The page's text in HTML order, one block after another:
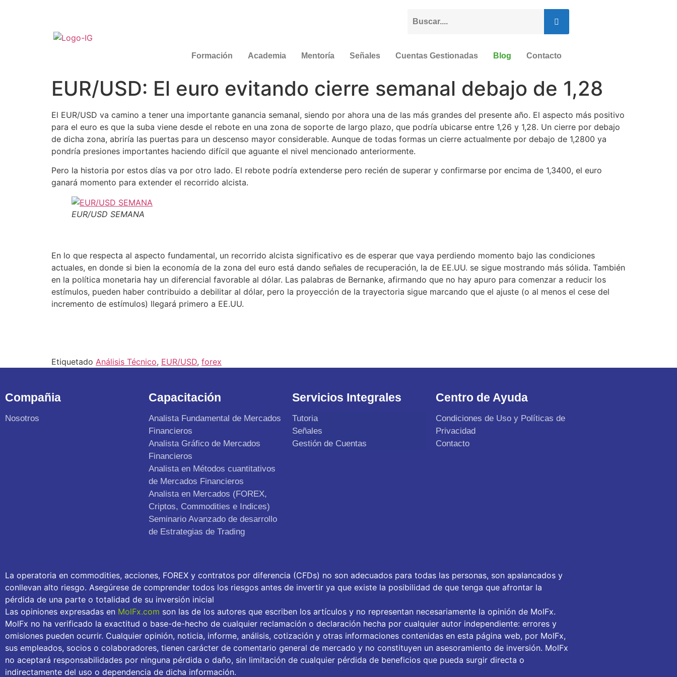
Formación Academia Mentoría Señales Cuentas Gestionadas Blog Contacto
EUR/USD: El euro evitando cierre semanal debajo de 1,28
El EUR/USD va camino a tener una importante ganancia semanal, siendo por ahora una de las más grandes del presente año. El aspecto más positivo
para el euro es que la suba viene desde el rebote en una zona de soporte de largo plazo, que podría ubicarse entre 1,26 y 1,28. Un cierre por debajo
de dicha zona, abriría las puertas para un descenso mayor considerable. Aunque de todas formas un cierre actualmente por debajo de 1,2800 ya
pondría presiones importantes haciendo difícil que aguante el nivel mencionado anteriormente.
Pero la historia por estos días va por otro lado. El rebote podría extenderse pero recién de superar y confirmarse por encima de 1,3400, el euro
ganará momento para extender el recorrido alcista.
EUR/USD SEMANA
En lo que respecta al aspecto fundamental, un recorrido alcista significativo es de esperar que vaya perdiendo momento bajo las condiciones
actuales, en donde si bien la economía de la zona del euro está dando señales de recuperación, la de EE.UU. se sigue mostrando más sólida. También
en la política monetaria hay un diferencial favorable al dólar. Las palabras de Bernanke, afirmando que no hay apuro para comenzar a reducir los
estímulos, pueden haber contribuido a debilitar al dólar, pero la proyección de la trayectoria sigue marcando que el ajuste (o al menos el cese del
incremento de estímulos) llegará primero a EE.UU.
Etiquetado Análisis Técnico, EUR/USD, forex
Compañia
Nosotros
Capacitación
Analista Fundamental de Mercados
Financieros
Analista Gráfico de Mercados
Financieros
Analista en Métodos cuantitativos
de Mercados Financieros
Analista en Mercados (FOREX,
Criptos, Commodities e Indices)
Seminario Avanzado de desarrollo
de Estrategias de Trading
Servicios Integrales
Tutoria
Señales
Gestión de Cuentas
Centro de Ayuda
Condiciones de Uso y Políticas de
Privacidad
Contacto
La operatoria en commodities, acciones, FOREX y contratos por diferencia (CFDs) no son adecuados para todas las personas, son apalancados y
conllevan alto riesgo. Asegúrese de comprender todos los riesgos antes de invertir ya que existe la posibilidad de que tenga que afrontar la
pérdida de una parte o totalidad de su inversión inicial
Las opiniones expresadas en MolFx.com son las de los autores que escriben los artículos y no representan necesariamente la opinión de MolFx.
MolFx no ha verificado la exactitud o base-de-hecho de cualquier reclamación o declaración hecha por cualquier autor independiente: errores y
omisiones pueden ocurrir. Cualquier opinión, noticia, informe, análisis, cotización y otras informaciones contenidas en esta página web, por MolFx,
sus empleados, socios o colaboradores, tienen carácter de comentario general de mercado y no constituyen un asesoramiento de inversión. MolFx
no aceptará responsabilidades por ninguna pérdida o daño, sin limitación de cualquier pérdida de beneficios que pueda surgir directa o
indirectamente del uso o dependencia de dicha información.